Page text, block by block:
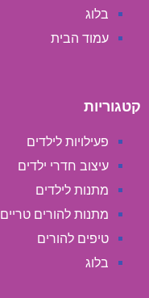
בלוג
עמוד הבית
קטגוריות
פעילויות לילדים
עיצוב חדרי ילדים
מתנות לילדים
מתנות להורים טריים
טיפים להורים
בלוג